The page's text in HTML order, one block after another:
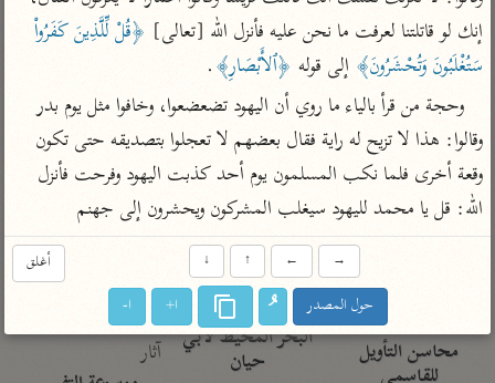
تفسير الماوردي
منتقاة
تفسير ابن القيم
تفسير ابن تيمية
عامّة
تفسير السمعاني
تفسير مكّي
محاسن التأويل
أخرى
أضواء البيان
نظم الدرر للبقاعي
لغة وبلاغة
التحرير والتنوير
المحرر الوجيز لابن
عطية
البحر المحيط لأبي
حيان
مركَّزة العبارة
جامع البيان للإيجي
تفسير البيضاوي
تفسير النسفي
الوجيز للواحدي
تفسير ابن أبي زمنين
آثار
إنك لو قاتلتنا لعرفت ما نحن عليه فأنزل الله [تعالى]
سَتُغْلَبُونَ وَتُحْشَرُونَ﴾ إلى قوله ﴿ٱلأَبْصَارِ﴾.
وحجة من قرأ بالياء ما روي أن اليهود تضعضعوا، وخافوا مثل يوم بدر
الله: قل يا محمد لليهود سيغلب المشركون ويحشرون إلى جهنم
أغلق →
←
↑
↓
حول المصدر ا+ ا-